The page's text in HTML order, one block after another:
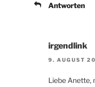
Antworten
irgendlink
9. AUGUST
Liebe Anette,